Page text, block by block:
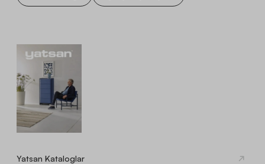
Yatsan Kataloglar